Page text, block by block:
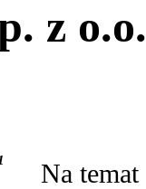
z o.o.
Na temat